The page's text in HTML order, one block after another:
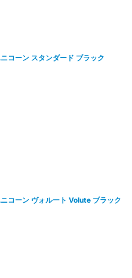
コーン スタンダード ブラック
コーン ヴォルート Volute ブラック